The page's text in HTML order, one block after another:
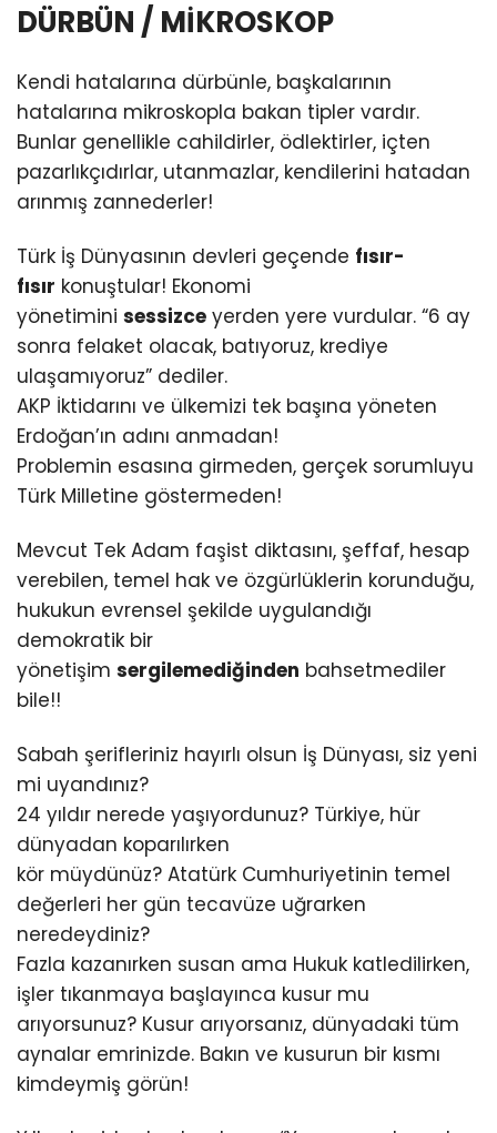
DÜRBÜN / MİKROSKOP
Kendi hatalarına dürbünle, başkalarının
hatalarına mikroskopla bakan tipler vardır.
Bunlar genellikle cahildirler, ödlektirler, içten
pazarlıkçıdırlar, utanmazlar, kendilerini hatadan
arınmış zannederler!
Türk İş Dünyasının devleri geçende fısır-
fısır konuştular! Ekonomi
yönetimini sessizce yerden yere vurdular. “6 ay
sonra felaket olacak, batıyoruz, krediye
ulaşamıyoruz” dediler.
AKP İktidarını ve ülkemizi tek başına yöneten
Erdoğan’ın adını anmadan!
Problemin esasına girmeden, gerçek sorumluyu
Türk Milletine göstermeden!
Mevcut Tek Adam faşist diktasını, şeffaf, hesap
verebilen, temel hak ve özgürlüklerin korunduğu,
hukukun evrensel şekilde uygulandığı
demokratik bir
yönetişim sergilemediğinden bahsetmediler
bile!!
Sabah şerifleriniz hayırlı olsun İş Dünyası, siz yeni
mi uyandınız?
24 yıldır nerede yaşıyordunuz? Türkiye, hür
dünyadan koparılırken
kör müydünüz? Atatürk Cumhuriyetinin temel
değerleri her gün tecavüze uğrarken
neredeydiniz?
Fazla kazanırken susan ama Hukuk katledilirken,
işler tıkanmaya başlayınca kusur mu
arıyorsunuz? Kusur arıyorsanız, dünyadaki tüm
aynalar emrinizde. Bakın ve kusurun bir kısmı
kimdeymiş görün!